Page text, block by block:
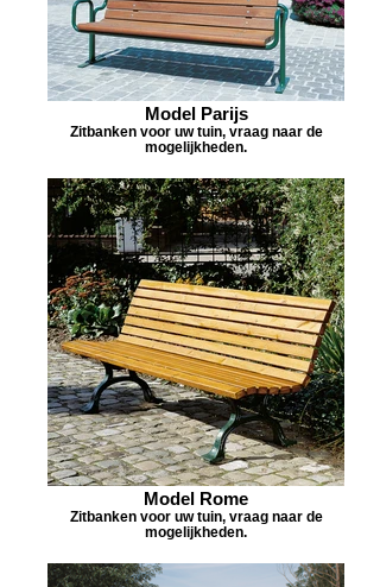
Model Parijs
Zitbanken voor uw tuin, vraag naar de
mogelijkheden.
Model Rome
Zitbanken voor uw tuin, vraag naar de
mogelijkheden.